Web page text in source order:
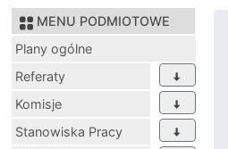
MENU PODMIOTOWE
Plany ogólne
Referaty
Komisje
Stanowiska Pracy